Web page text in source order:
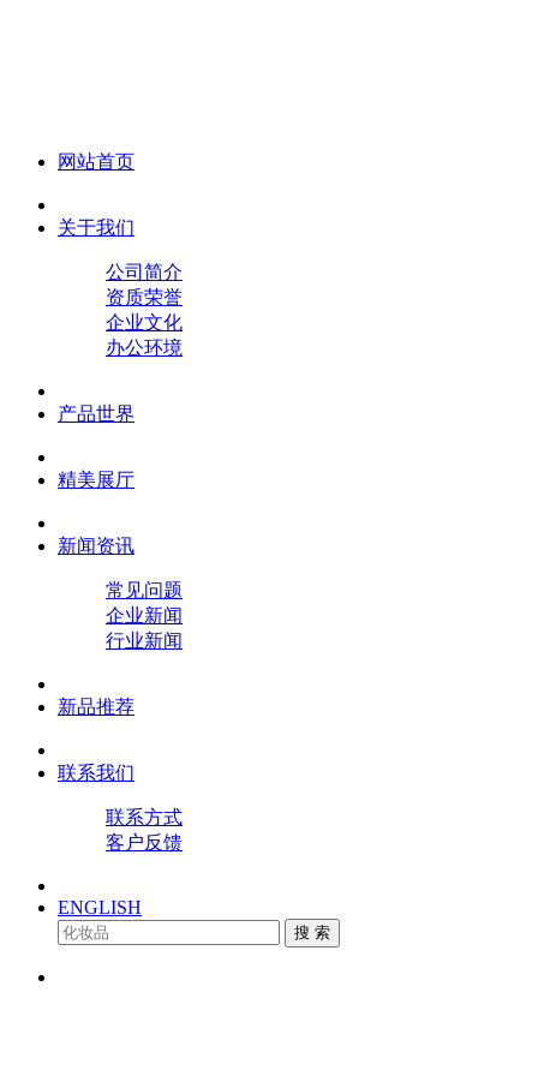
网站首页
关于我们
公司简介
资质荣誉
企业文化
办公环境
产品世界
精美展厅
新闻资讯
常见问题
企业新闻
行业新闻
新品推荐
联系我们
联系方式
客户反馈
ENGLISH